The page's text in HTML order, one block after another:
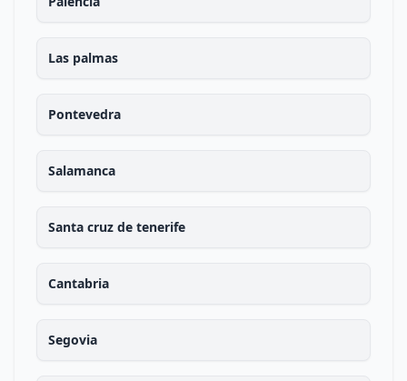
Las palmas
Pontevedra
Salamanca
Santa cruz de tenerife
Cantabria
Segovia